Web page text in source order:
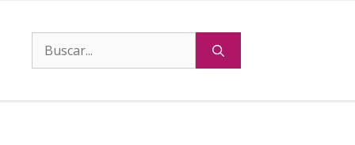
Buscar: